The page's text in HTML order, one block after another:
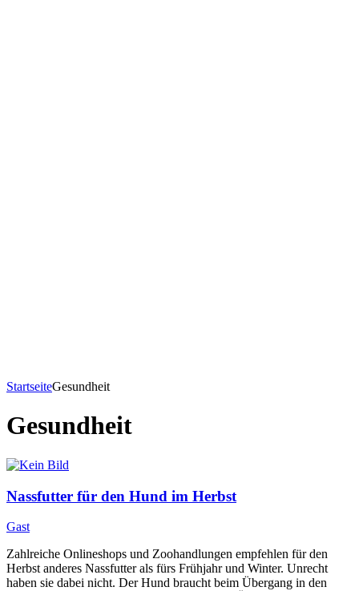
StartseiteGesundheit
Gesundheit
Nassfutter für den Hund im Herbst
Gast
Zahlreiche Onlineshops und Zoohandlungen empfehlen für den
Herbst anderes Nassfutter als fürs Frühjahr und Winter. Unrecht
haben sie dabei nicht. Der Hund braucht beim Übergang in den